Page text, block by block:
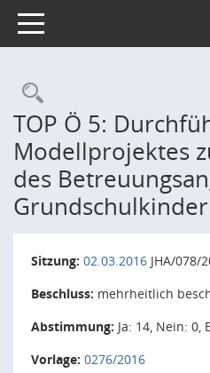
Toggle navigation
TOP Ö 5:
Modellprojektes
des
Grundschulkinder
Sitzung: 02.03.2016 JHA/078/
Beschluss: mehrheitlich
Abstimmung: Ja: 14, Nein: 0,
Vorlage: 0276/2016